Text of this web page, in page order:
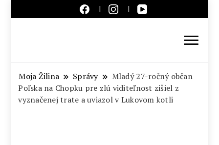
Slovensko
Moja Žilina Správy
Mladý 27-ročný občan
Poľska na Chopku pre zlú viditeľnost zišiel z
vyznačenej trate a uviazol v Lukovom kotli